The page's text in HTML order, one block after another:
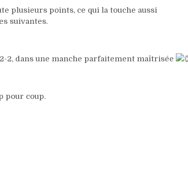
plusieurs points, ce qui la touche aussi
suivantes.
2, dans une manche parfaitement maîtrisée
pour coup.